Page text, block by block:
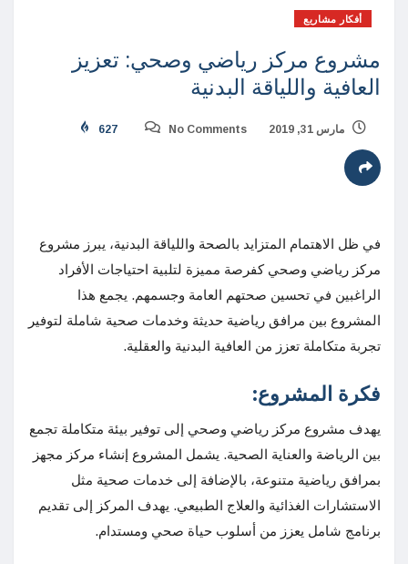
أفكار مشاريع
مشروع مركز رياضي وصحي: تعزيز
العافية واللياقة البدنية
مارس 31, 2019 No Comments
627
في ظل الاهتمام المتزايد بالصحة واللياقة البدنية، يبرز مشروع
مركز رياضي وصحي كفرصة مميزة لتلبية احتياجات الأفراد
الراغبين في تحسين صحتهم العامة وجسمهم. يجمع هذا
المشروع بين مرافق رياضية حديثة وخدمات صحية شاملة لتوفير
تجربة متكاملة تعزز من العافية البدنية والعقلية.
فكرة المشروع:
يهدف مشروع مركز رياضي وصحي إلى توفير بيئة متكاملة تجمع
بين الرياضة والعناية الصحية. يشمل المشروع إنشاء مركز مجهز
بمرافق رياضية متنوعة، بالإضافة إلى خدمات صحية مثل
الاستشارات الغذائية والعلاج الطبيعي. يهدف المركز إلى تقديم
برنامج شامل يعزز من أسلوب حياة صحي ومستدام.